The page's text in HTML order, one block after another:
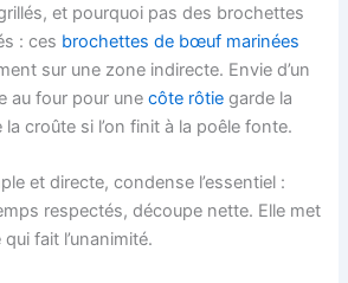
et pourquoi pas des brochettes
: ces brochettes de bœuf marinées
sur une zone indirecte. Envie d’un
au four pour unecôte rôtie garde la
croûte si l’on finit à la poêle fonte.
et directe, condense l’essentiel :
respectés, découpe nette. Elle met
fait l’unanimité.